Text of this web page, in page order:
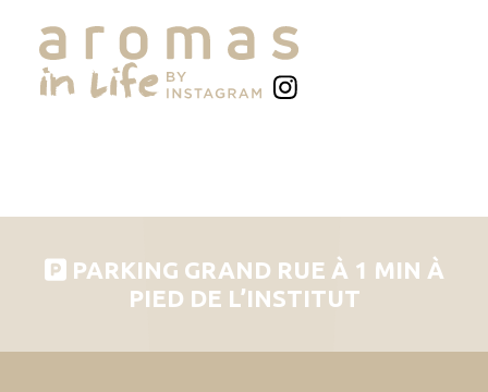
PARKING GRAND RUE À 1 MIN À
PIED DE L’INSTITUT